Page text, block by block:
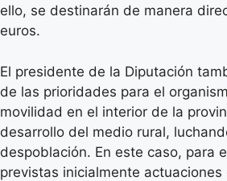
ello, se destinarán de manera
euros.
El presidente de la Diputación
de las prioridades para el
movilidad en el interior de la
desarrollo del medio rural,
despoblación. En este caso, para
previstas inicialmente actuaciones